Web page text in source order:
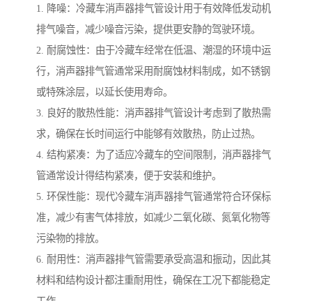
1. 降噪：冷藏车消声器排气管设计用于有效降低发动机
排气噪音，减少噪音污染，提供更安静的驾驶环境。
2. 耐腐蚀性：由于冷藏车经常在低温、潮湿的环境中运
行，消声器排气管通常采用耐腐蚀材料制成，如不锈钢
或特殊涂层，以延长使用寿命。
3. 良好的散热性能：消声器排气管设计考虑到了散热需
求，确保在长时间运行中能够有效散热，防止过热。
4. 结构紧凑：为了适应冷藏车的空间限制，消声器排气
管通常设计得结构紧凑，便于安装和维护。
5. 环保性能：现代冷藏车消声器排气管通常符合环保标
准，减少有害气体排放，如减少二氧化碳、氮氧化物等
污染物的排放。
6. 耐用性：消声器排气管需要承受高温和振动，因此其
材料和结构设计都注重耐用性，确保在工况下都能稳定